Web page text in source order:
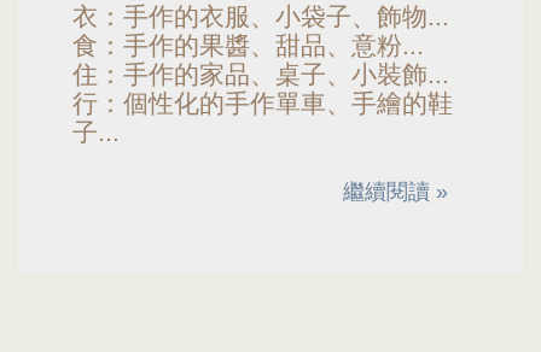
衣：手作的衣服、小袋子、飾物...
食：手作的果醬、甜品、意粉...
住：手作的家品、桌子、小裝飾...
行：個性化的手作單車、手繪的鞋
子...
繼續閱讀 »